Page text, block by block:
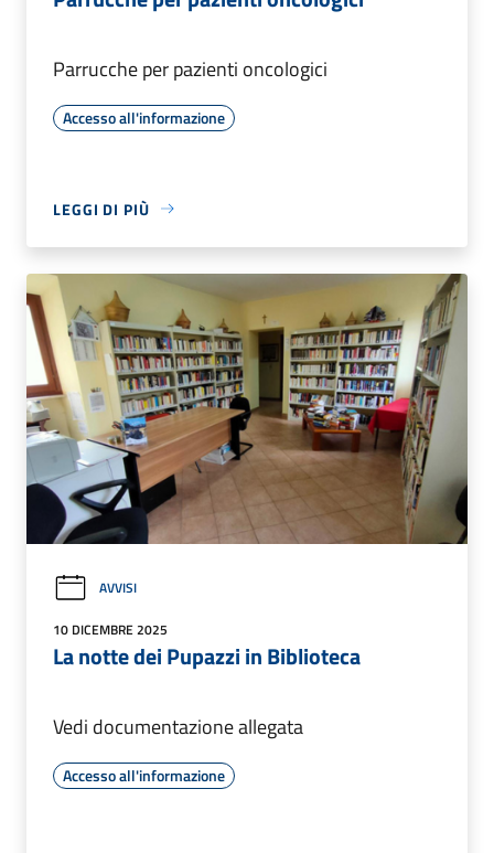
Parrucche per pazienti oncologici
Accesso all'informazione
LEGGI DI PIÙ
AVVISI
10 DICEMBRE 2025
La notte dei Pupazzi in Biblioteca
Vedi documentazione allegata
Accesso all'informazione